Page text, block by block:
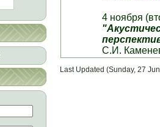
4 ноября
С.И.
Last Updated (Sunday, 27